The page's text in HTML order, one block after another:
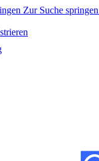
Zur Suche springen